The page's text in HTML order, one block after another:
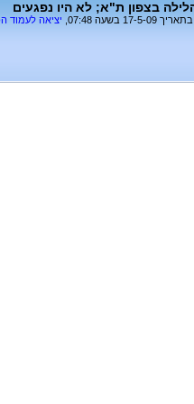
בצפון ת"א; לא היו נפגעים
יציאה לעמוד